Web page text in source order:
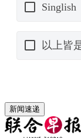
新闻速递